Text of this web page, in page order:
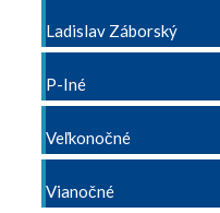
Ladislav Záborský
P-Iné
Veľkonočné
Vianočné